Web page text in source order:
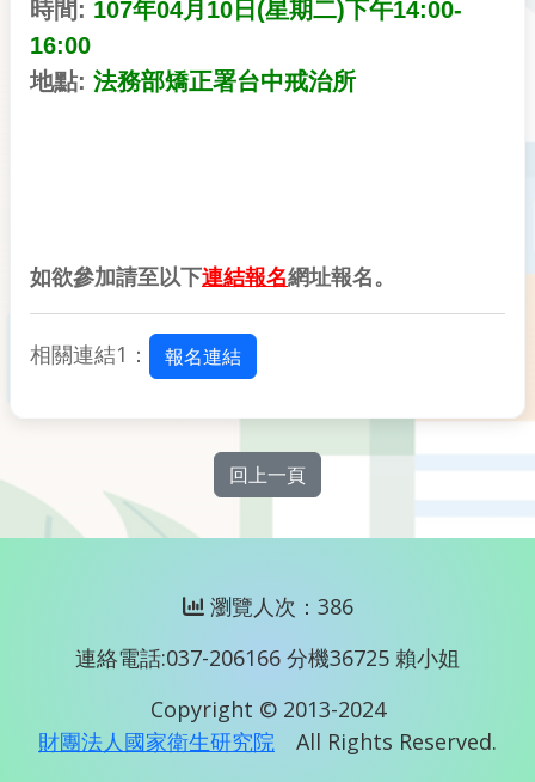
時間: 107年04月10日(星期二)下午14:00-
16:00
地點: 法務部矯正署台中戒治所
如欲參加請至以下連結報名網址報名。
相關連結1： 報名連結
回上一頁
瀏覽人次：386
連絡電話:037-206166 分機36725 賴小姐
Copyright © 2013-2024
財團法人國家衛生研究院
All Rights Reserved.